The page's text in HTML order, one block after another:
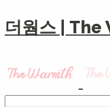
더웜스 |